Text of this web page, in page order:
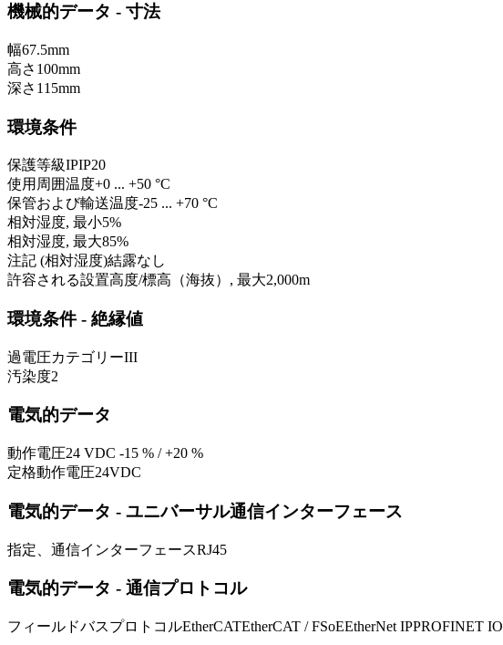
機械的データ - 寸法
幅67.5mm
高さ 100mm
深さ 115mm
環境条件
保護等級IPIP20
使用周囲温度+0 ... +50 °C
保管および輸送温度-25 ... +70 °C
相対湿度, 最小5%
相対湿度, 最大85%
注記 (相対湿度)結露なし
許容される設置高度/標高（海抜）, 最大2,000m
環境条件 - 絶縁値
過電圧カテゴリーIII
汚染度2
電気的データ
動作電圧24 VDC -15 % / +20 %
定格動作電圧24VDC
電気的データ - ユニバーサル通信インターフェース
指定、通信インターフェースRJ45
電気的データ - 通信プロトコル
フィールドバスプロトコルEtherCATEtherCAT / FSoEEtherNet IPPROFINET IO